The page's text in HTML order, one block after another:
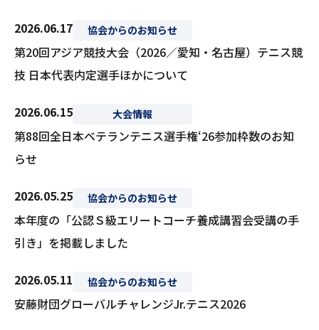
2026.06.17 協会からのお知らせ
第20回アジア競技大会（2026／愛知・名古屋）テニス競
技 日本代表内定選手ほかについて
2026.06.15 大会情報
第88回全日本ベテランテニス選手権ʻ26参加枠数のお知
らせ
2026.05.25 協会からのお知らせ
本年度の「公認Ｓ級エリートコーチ養成講習会受講の手
引き」を掲載しました
2026.05.11 協会からのお知らせ
安藤財団グローバルチャレンジJr.テニス2026